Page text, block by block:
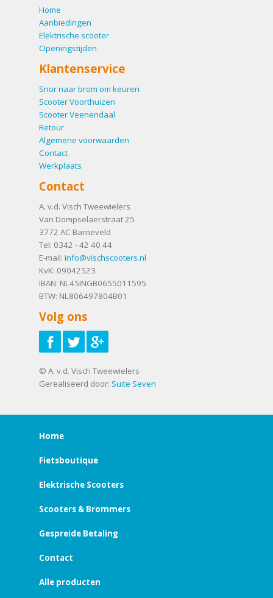
Home
Aanbiedingen
Elektrische scooter
Openingstijden
Klantenservice
Snor naar brom om keuren
Scooter Voorthuizen
Scooter Veenendaal
Retour
Algemene voorwaarden
Contact
Werkplaats
Contact
A. v.d. Visch Tweewielers
Van Dompselaerstraat 25
3772 AC Barneveld
Tel: 0342 - 42 40 44
E-mail: info@vischscooters.nl
KvK: 09042523
IBAN: NL45INGB0655011595
BTW: NL806497804B01
Volg ons
© A. v.d. Visch Tweewielers
Gerealiseerd door: Suite Seven
Home
Fietsboutique
Elektrische Scooters
Scooters & Brommers
Gespreide Betaling
Contact
Alle producten